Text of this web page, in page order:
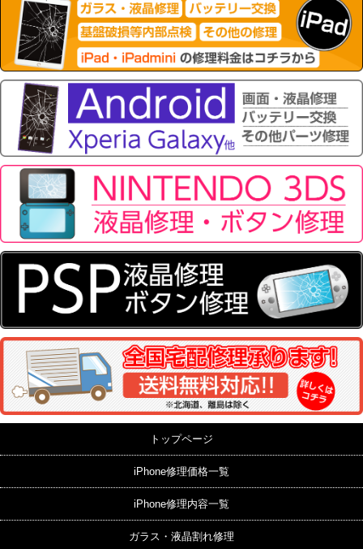
トップページ
iPhone修理価格一覧
iPhone修理内容一覧
ガラス・液晶割れ修理